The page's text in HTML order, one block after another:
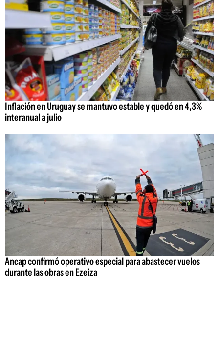
Inflación en Uruguay se mantuvo estable y quedó en 4,3%
interanual a julio
Ancap confirmó operativo especial para abastecer vuelos
durante las obras en Ezeiza